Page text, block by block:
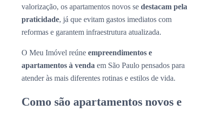
valorização, os apartamentos novos se destacam pela
praticidade, já que evitam gastos imediatos com
reformas e garantem infraestrutura atualizada.
O Meu Imóvel reúne empreendimentos e
apartamentos à venda em São Paulo pensados para
atender às mais diferentes rotinas e estilos de vida.
Como são apartamentos novos e